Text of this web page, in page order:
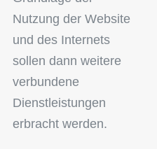
Nutzung der Website
und des Internets
sollen dann weitere
verbundene
Dienstleistungen
erbracht werden.